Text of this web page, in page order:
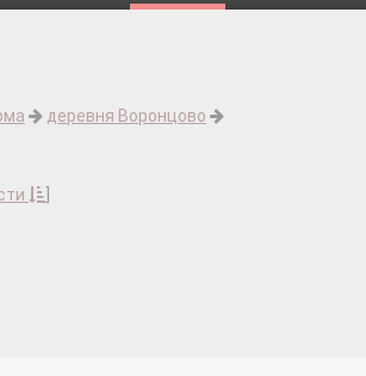
деревня Воронцово